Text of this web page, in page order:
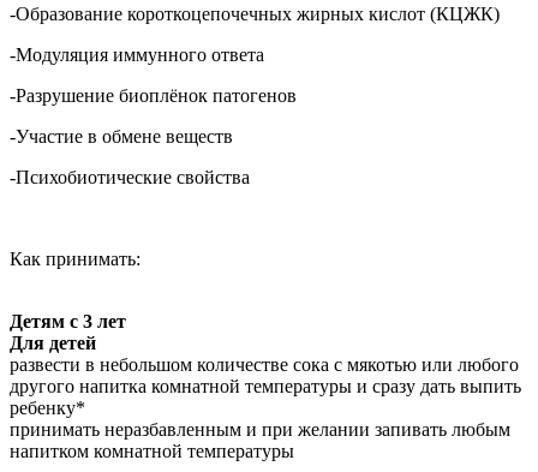
-Образование короткоцепочечных жирных кислот (КЦЖК)
-Модуляция иммунного ответа
-Разрушение биоплёнок патогенов
-Участие в обмене веществ
-Психобиотические свойства
Как принимать:
Детям с 3 лет
Для детей
развести в небольшом количестве сока с мякотью или любого
другого напитка комнатной температуры и сразу дать выпить
ребенку*
принимать неразбавленным и при желании запивать любым
напитком комнатной температуры